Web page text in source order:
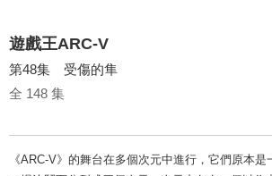
遊戲王ARC-V
第48集 受傷的隼
全 148 集
《ARC-V》的舞台在多個次元中進行，它們原本